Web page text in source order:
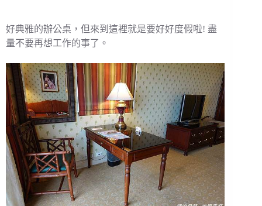
好典雅的辦公桌，但來到這裡就是要好好度假啦! 盡
量不要再想工作的事了。